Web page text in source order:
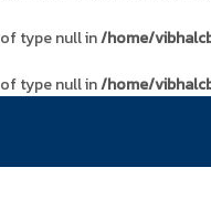
type null in/home/
type null in/home/